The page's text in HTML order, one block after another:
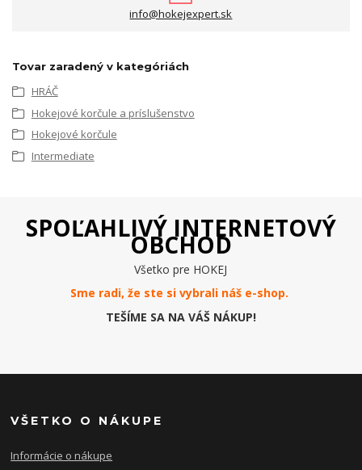
info@hokejexpert.sk
Tovar zaradený v kategóriách
HRÁČ
Hokejové korčule a príslušenstvo
Hokejové korčule
Intermediate
SPOĽAHLIVÝ INTERNETOVÝ
OBCHOD
Všetko pre HOKEJ
Sme radi, že ste si vybrali náš e-shop.
TEŠÍME SA NA VÁŠ NÁKUP!
VŠETKO O NÁKUPE
Informácie o nákupe